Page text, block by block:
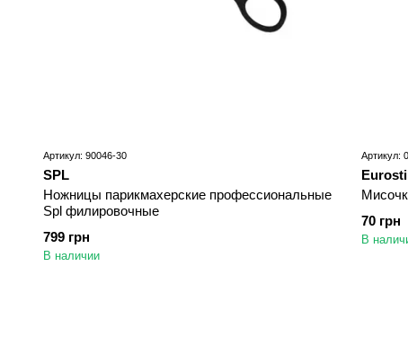
Артикул: 90046-30
SPL
Ножницы парикмахерские профессиональные
Spl филировочные
799 грн
В наличии
Артикул:
70 грн
В